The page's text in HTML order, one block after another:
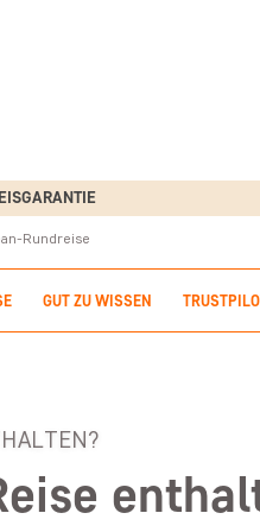
Rundreise
GUT ZU WISSEN